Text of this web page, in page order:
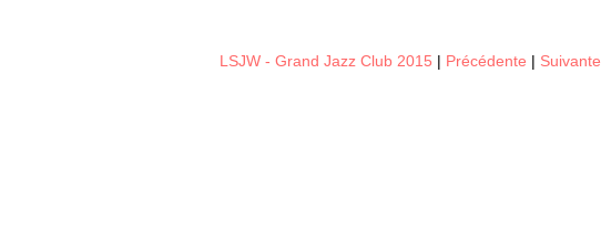
LSJW - Grand Jazz Club 2015 | Précédente | Suivante